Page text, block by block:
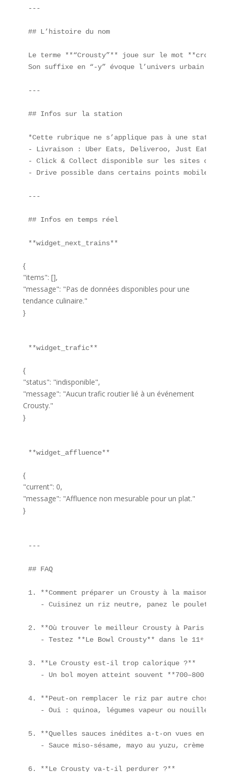
---
## L’histoire du nom
Le terme **“Crousty”** joue sur le mot
Son suffixe en “-y” évoque l’univers urbain et
---
## Infos sur la station
*Cette rubrique ne s’applique pas à une
- Livraison : Uber Eats, Deliveroo, Just Eat.
- Click & Collect disponible sur les sites
- Drive possible dans certains points mobiles.
---
## Infos en temps réel
**widget_next_trains**
{
"items": [],
"message": "Pas de données disponibles pour une
tendance culinaire."
}
**widget_trafic**
{
"status": "indisponible",
"message": "Aucun trafic routier lié à un événement
Crousty."
}
**widget_affluence**
{
"current": 0,
"message": "Affluence non mesurable pour un plat."
}
---
## FAQ
1. **Comment préparer un Crousty à la maison
- Cuisinez un riz neutre, panez le poulet en
2. **Où trouver le meilleur Crousty à Paris ?**
- Testez **Le Bowl Crousty** dans le 11ᵉ
3. **Le Crousty est-il trop calorique ?**
- Un bol moyen atteint souvent **700–800
4. **Peut-on remplacer le riz par autre chose
- Oui : quinoa, légumes vapeur ou nouilles de
5. **Quelles sauces inédites a-t-on vues en
- Sauce miso-sésame, mayo au yuzu, crème
6. **Le Crousty va-t-il perdurer ?**